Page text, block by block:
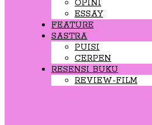
OPINI
ESSAY
FEATURE
SASTRA
PUISI
CERPEN
RESENSI BUKU
REVIEW-FILM